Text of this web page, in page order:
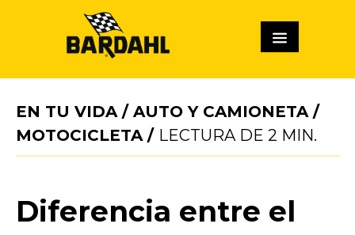
EN TU VIDA/ AUTO Y CAMIONETA/
MOTOCICLETA/ LECTURA DE 2 MIN.
Diferencia entre el